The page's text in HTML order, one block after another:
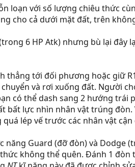
với số lượng chiêu thức
cho cả dưới mặt đất, trên
6 HP Atk) nhưng bù lại đây
thẳng tới đối phương hoặc giữ
và rơi xuống đất. Người
có thể dash sang 2 hướng trái
bất lực nhìn nhân vật trúng
lép vế trước các nhân vật cận
năng Guard (đỡ đòn) và Dodge
không thể quên. Đánh 1